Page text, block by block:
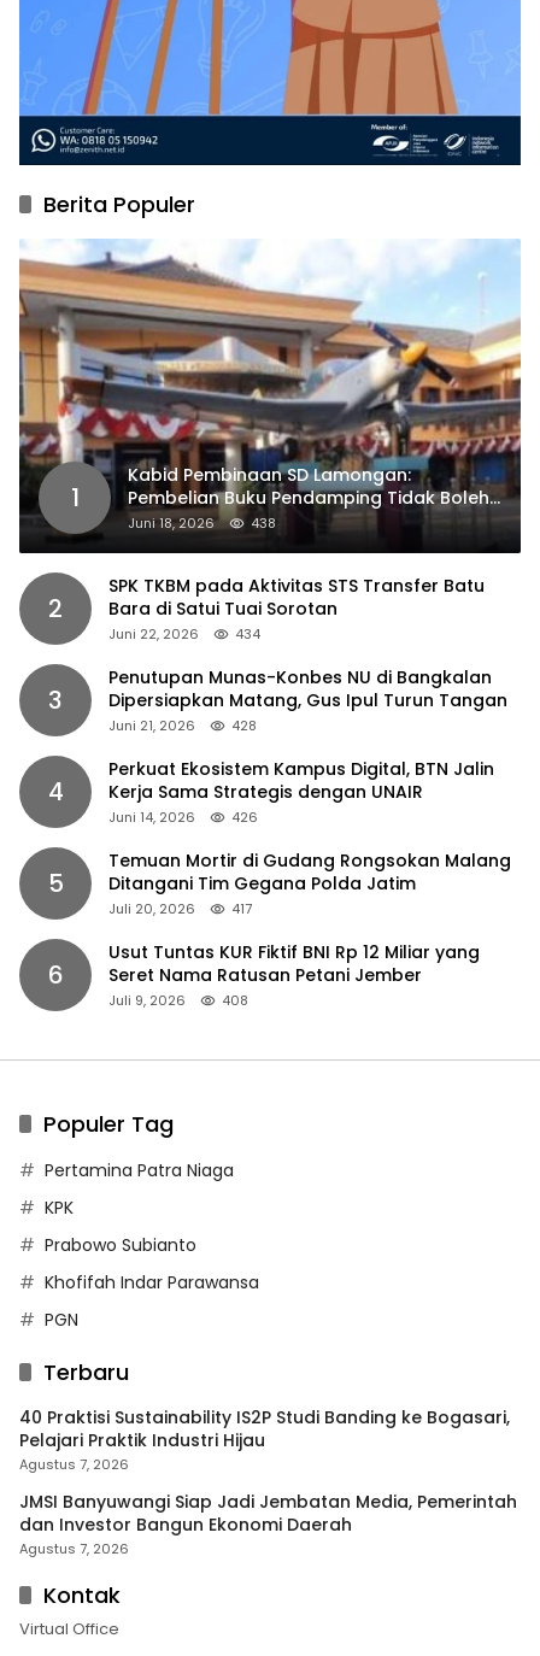
Berita Populer
1
Kabid Pembinaan SD Lamongan:
Pembelian Buku Pendamping Tidak Boleh
Dipaksakan
Juni 18, 2026 438
2
SPK TKBM pada Aktivitas STS Transfer Batu
Bara di Satui Tuai Sorotan
Juni 22, 2026 434
3
Penutupan Munas-Konbes NU di Bangkalan
Dipersiapkan Matang, Gus Ipul Turun Tangan
Juni 21, 2026 428
4
Perkuat Ekosistem Kampus Digital, BTN Jalin
Kerja Sama Strategis dengan UNAIR
Juni 14, 2026 426
5
Temuan Mortir di Gudang Rongsokan Malang
Ditangani Tim Gegana Polda Jatim
Juli 20, 2026 417
6
Usut Tuntas KUR Fiktif BNI Rp 12 Miliar yang
Seret Nama Ratusan Petani Jember
Juli 9, 2026 408
Populer Tag
Pertamina Patra Niaga
KPK
Prabowo Subianto
Khofifah Indar Parawansa
PGN
Terbaru
40 Praktisi Sustainability IS2P Studi Banding ke Bogasari,
Pelajari Praktik Industri Hijau
Agustus 7, 2026
JMSI Banyuwangi Siap Jadi Jembatan Media, Pemerintah
dan Investor Bangun Ekonomi Daerah
Agustus 7, 2026
Kontak
Virtual Office